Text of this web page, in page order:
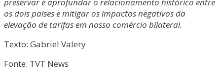
preservar e aprofundar o relacionamento histórico entre
os dois países e mitigar os impactos negativos da
elevação de tarifas em nosso comércio bilateral.
Texto: Gabriel Valery
Fonte: TVT News